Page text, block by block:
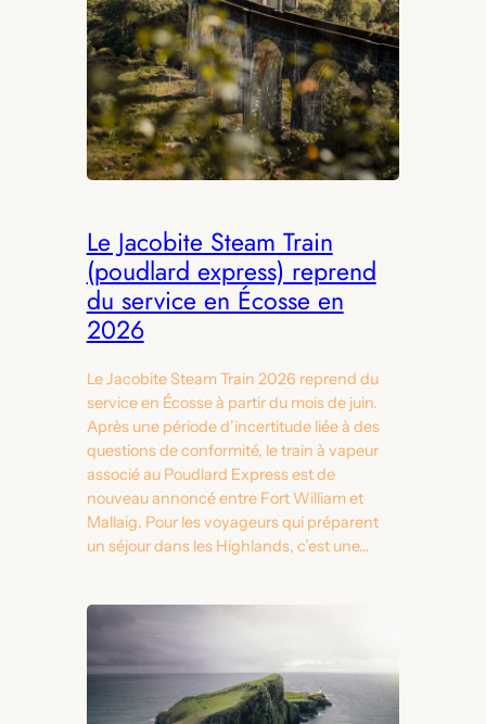
Le Jacobite Steam Train
(poudlard express) reprend
du service en Écosse en
2026
Le Jacobite Steam Train 2026 reprend du
service en Écosse à partir du mois de juin.
Après une période d’incertitude liée à des
questions de conformité, le train à vapeur
associé au Poudlard Express est de
nouveau annoncé entre Fort William et
Mallaig. Pour les voyageurs qui préparent
un séjour dans les Highlands, c’est une…